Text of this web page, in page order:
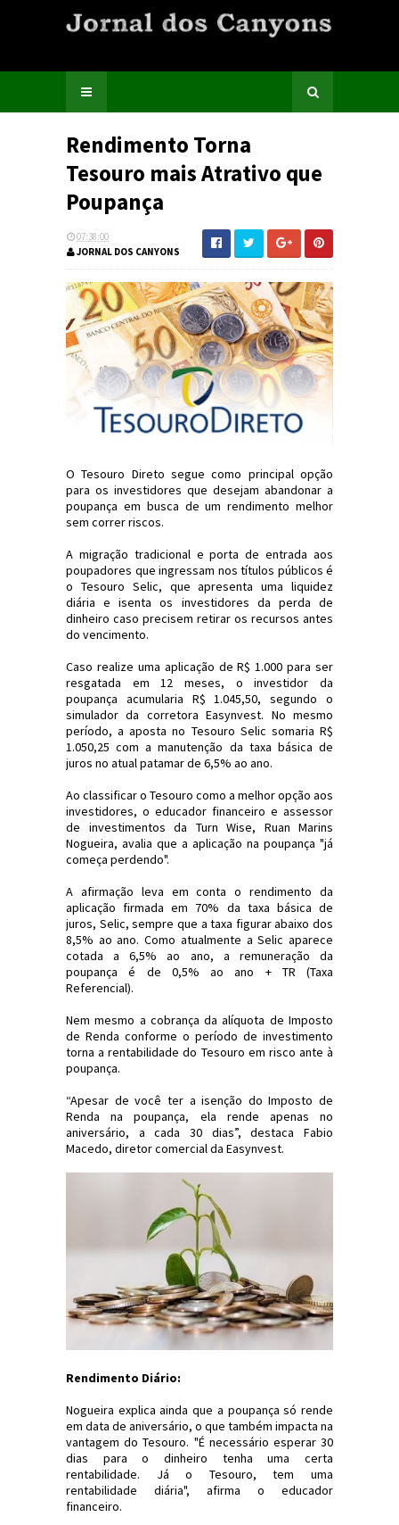
Rendimento Torna
Tesouro mais Atrativo que
Poupança
07:38:00
JORNAL DOS CANYONS
O Tesouro Direto segue como principal opção
para os investidores que desejam abandonar a
poupança em busca de um rendimento melhor
sem correr riscos.
A migração tradicional e porta de entrada aos
poupadores que ingressam nos títulos públicos é
o Tesouro Selic, que apresenta uma liquidez
diária e isenta os investidores da perda de
dinheiro caso precisem retirar os recursos antes
do vencimento.
Caso realize uma aplicação de R$ 1.000 para ser
resgatada em 12 meses, o investidor da
poupança acumularia R$ 1.045,50, segundo o
simulador da corretora Easynvest. No mesmo
período, a aposta no Tesouro Selic somaria R$
1.050,25 com a manutenção da taxa básica de
juros no atual patamar de 6,5% ao ano.
Ao classificar o Tesouro como a melhor opção aos
investidores, o educador financeiro e assessor
de investimentos da Turn Wise, Ruan Marins
Nogueira, avalia que a aplicação na poupança "já
começa perdendo".
A afirmação leva em conta o rendimento da
aplicação firmada em 70% da taxa básica de
juros, Selic, sempre que a taxa figurar abaixo dos
8,5% ao ano. Como atualmente a Selic aparece
cotada a 6,5% ao ano, a remuneração da
poupança é de 0,5% ao ano + TR (Taxa
Referencial).
Nem mesmo a cobrança da alíquota de Imposto
de Renda conforme o período de investimento
torna a rentabilidade do Tesouro em risco ante à
poupança.
“Apesar de você ter a isenção do Imposto de
Renda na poupança, ela rende apenas no
aniversário, a cada 30 dias”, destaca Fabio
Macedo, diretor comercial da Easynvest.
Rendimento Diário:
Nogueira explica ainda que a poupança só rende
em data de aniversário, o que também impacta na
vantagem do Tesouro. "É necessário esperar 30
dias para o dinheiro tenha uma certa
rentabilidade. Já o Tesouro, tem uma
rentabilidade diária", afirma o educador
financeiro.